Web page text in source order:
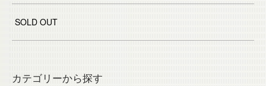
SOLD OUT
カテゴリーから探す